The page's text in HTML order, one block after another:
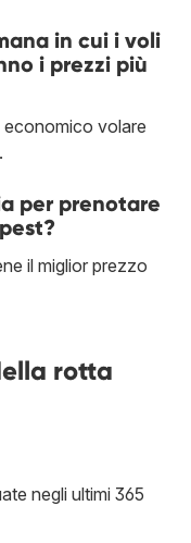
in cui i voli
i prezzi più
economico volare
per prenotare
il miglior prezzo
rotta
negli ultimi 365